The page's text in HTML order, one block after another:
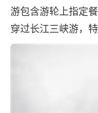
游包含游轮上指定
穿过长江三峡游，